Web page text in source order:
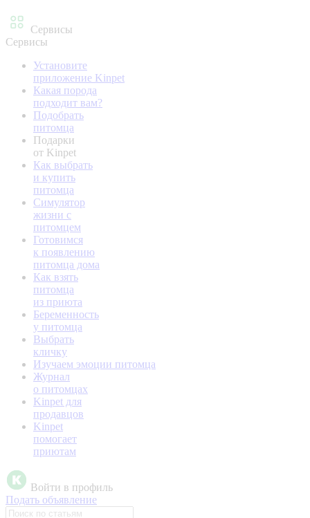
Сервисы
Сервисы
Установите
приложение Kinpet
Какая порода
подходит вам?
Подобрать
питомца
Подарки
от Kinpet
Как выбрать
и купить
питомца
Симулятор
жизни с
питомцем
Готовимся
к появлению
питомца дома
Как взять
питомца
из приюта
Беременность
у питомца
Выбрать
кличку
Изучаем эмоции питомца
Журнал
о питомцах
Kinpet для
продавцов
Kinpet
помогает
приютам
Войти в профиль
Подать объявление